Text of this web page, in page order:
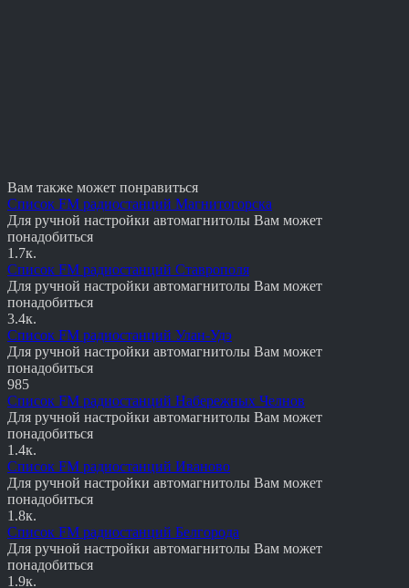
Вам также может понравиться
Список FM радиостанций Магнитогорска
Для ручной настройки автомагнитолы Вам может
понадобиться
1.7к.
Список FM радиостанций Ставрополя
Для ручной настройки автомагнитолы Вам может
понадобиться
3.4к.
Список FM радиостанций Улан-Удэ
Для ручной настройки автомагнитолы Вам может
понадобиться
985
Список FM радиостанций Набережных Челнов
Для ручной настройки автомагнитолы Вам может
понадобиться
1.4к.
Список FM радиостанций Иваново
Для ручной настройки автомагнитолы Вам может
понадобиться
1.8к.
Список FM радиостанций Белгорода
Для ручной настройки автомагнитолы Вам может
понадобиться
1.9к.